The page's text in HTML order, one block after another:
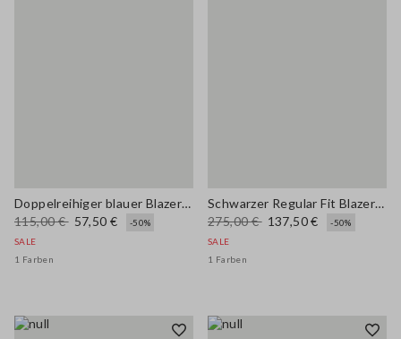
Doppelreihiger blauer Blazer aus elastischem Viskosemix
115,00 € 57,50 €
-50%
SALE
1 Farben
Schwarzer Regular Fit Blazer mit funkelnden Details
275,00 € 137,50 €
-50%
SALE
1 Farben